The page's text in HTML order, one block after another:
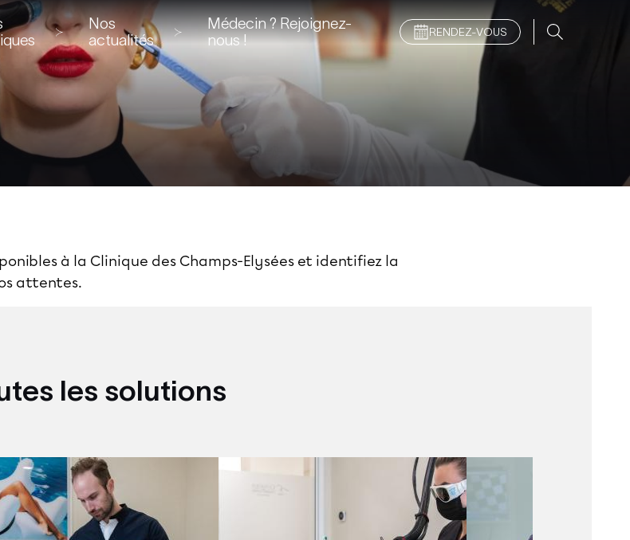
Nos
actualités
Médecin ? Rejoignez-
nous !
RENDEZ-VOUS
à la Clinique des Champs-Elysées et identifiez la
attentes.
les solutions